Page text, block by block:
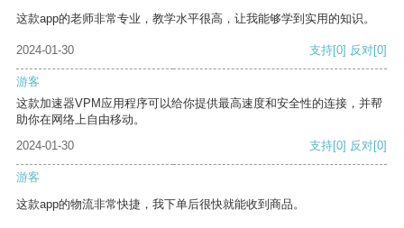
这款app的老师非常专业，教学水平很高，让我能够学到实用的知识。
2024-01-30 支持[0] 反对[0]
游客
这款加速器VPM应用程序可以给你提供最高速度和安全性的连接，并帮
助你在网络上自由移动。
2024-01-30
支持[0] 反对[0]
游客
这款app的物流非常快捷，我下单后很快就能收到商品。